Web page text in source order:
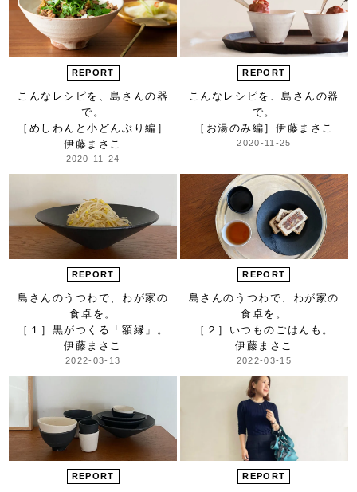
REPORT
こんなレシピを、島さんの器
で。
［めしわんと小どんぶり編］
伊藤まさこ
2020-11-24
REPORT
こんなレシピを、島さんの器
で。
［お湯のみ編］ 伊藤まさこ
2020-11-25
REPORT
島さんのうつわで、 わが家の
食卓を。
［１］黒がつくる「額縁」。
伊藤まさこ
2022-03-13
REPORT
島さんのうつわで、 わが家の
食卓を。
［２］いつものごはんも。
伊藤まさこ
2022-03-15
REPORT REPORT